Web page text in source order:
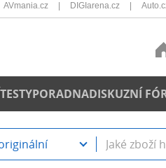
AVmania.cz DIGIarena.cz
TESTYPORADNADISKUZNÍ